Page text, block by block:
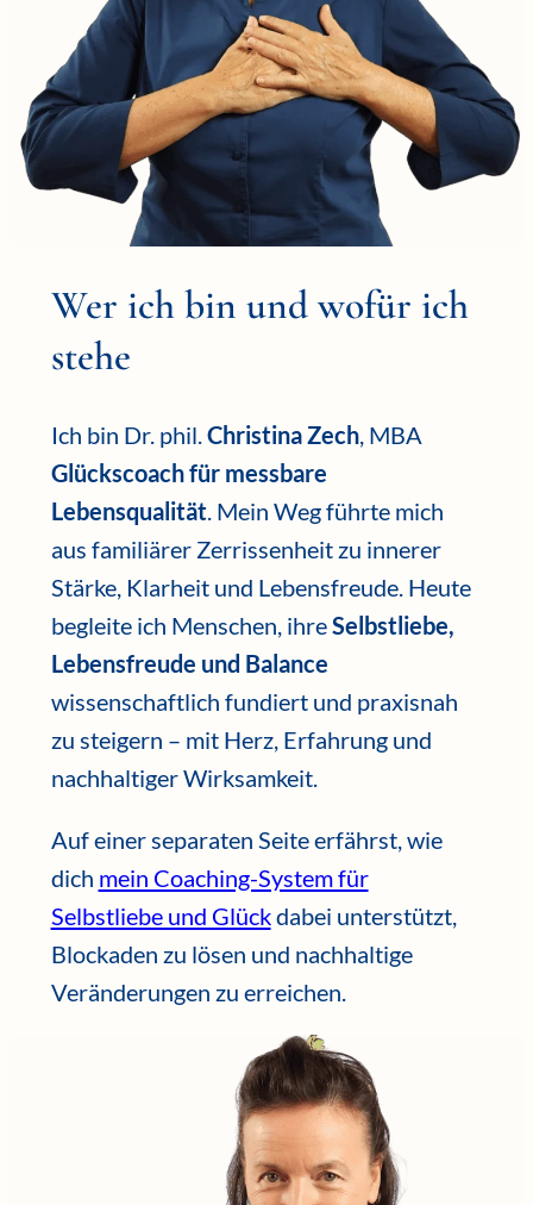
Wer ich bin und wofür ich
stehe
Ich bin Dr. phil. Christina Zech, MBA
Glückscoach für messbare
Lebensqualität. Mein Weg führte mich
aus familiärer Zerrissenheit zu innerer
Stärke, Klarheit und Lebensfreude. Heute
begleite ich Menschen, ihreSelbstliebe,
Lebensfreude und Balance
wissenschaftlich fundiert und praxisnah
zu steigern – mit Herz, Erfahrung und
nachhaltiger Wirksamkeit.
Auf einer separaten Seite erfährst, wie
dich mein Coaching-System für
Selbstliebe und Glückdabei unterstützt,
Blockaden zu lösen und nachhaltige
Veränderungen zu erreichen.